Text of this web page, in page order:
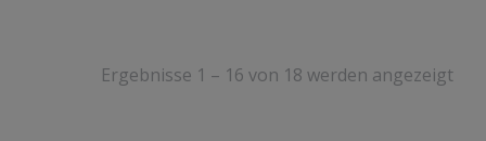
Ergebnisse 1 – 16 von 18 werden angezeigt